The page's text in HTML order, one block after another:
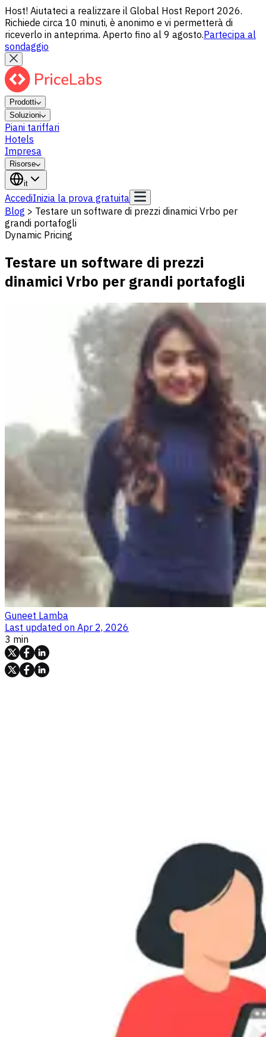
Host! Aiutateci a realizzare il Global Host Report 2026.
Richiede circa 10 minuti, è anonimo e vi permetterà di
riceverlo in anteprima. Aperto fino al 9 agosto.Partecipa al
sondaggio
Prodotti
Soluzioni
Piani tariffari
Hotels
Impresa
Risorse
it
AccediInizia la prova gratuita
Blog > Testare un software di prezzi dinamici Vrbo per
grandi portafogli
Dynamic Pricing
Testare un software di prezzi
dinamici Vrbo per grandi portafogli
Guneet Lamba
Last updated on Apr 2, 2026
3 min